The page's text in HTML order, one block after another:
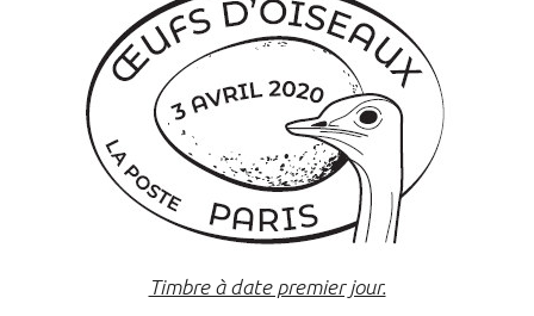
Timbre à date premier jour.